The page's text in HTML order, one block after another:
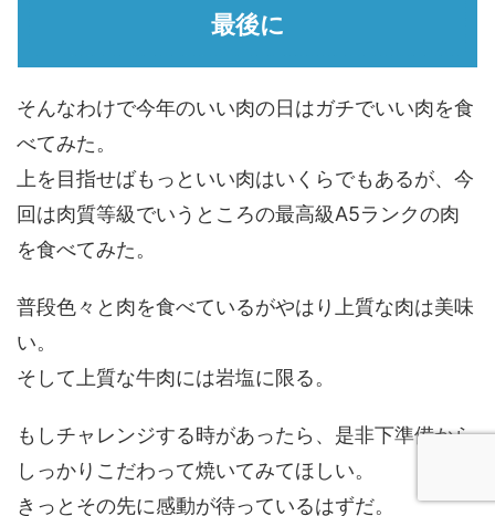
最後に
そんなわけで今年のいい肉の日はガチでいい肉を食
べてみた。
上を目指せばもっといい肉はいくらでもあるが、今
回は肉質等級でいうところの最高級A5ランクの肉
を食べてみた。
普段色々と肉を食べているがやはり上質な肉は美味
い。
そして上質な牛肉には岩塩に限る。
もしチャレンジする時があったら、是非下準備から
しっかりこだわって焼いてみてほしい。
きっとその先に感動が待っているはずだ。